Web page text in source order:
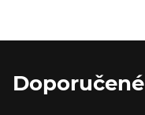
Doporučené